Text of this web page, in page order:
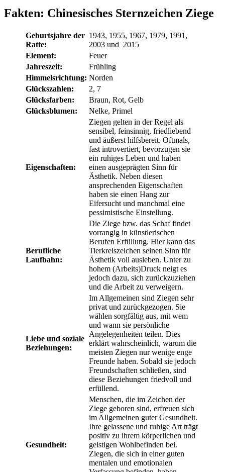
Fakten: Chinesisches Sternzeichen Ziege
Geburtsjahre der
Ratte:
1943, 1955, 1967, 1979, 1991,
2003 und 2015
Element:
Feuer
Jahreszeit:
Frühling
Himmelsrichtung: Norden
Glückszahlen:
2, 7
Glücksfarben:
Braun, Rot, Gelb
Glücksblumen:
Nelke, Primel
Eigenschaften:
Ziegen gelten in der Regel als
sensibel, feinsinnig, friedliebend
und äußerst hilfsbereit. Oftmals,
fast introvertiert, bevorzugen sie
ein ruhiges Leben und haben
einen ausgeprägten Sinn für
Ästhetik. Neben diesen
ansprechenden Eigenschaften
haben sie einen Hang zur
Eifersucht und manchmal eine
pessimistische Einstellung.
Berufliche
Laufbahn:
Die Ziege bzw. das Schaf findet
vorrangig in künstlerischen
Berufen Erfüllung. Hier kann das
Tierkreiszeichen seinen Sinn für
Ästhetik voll ausleben. Unter zu
hohem (Arbeits)Druck neigt es
jedoch dazu, sich zurückzuziehen
und die Arbeit zu verweigern.
Liebe und soziale
Beziehungen:
Im Allgemeinen sind Ziegen sehr
privat und zurückgezogen. Sie
wählen sorgfältig aus, mit wem
und wann sie persönliche
Angelegenheiten teilen. Dies
erklärt wahrscheinlich, warum die
meisten Ziegen nur wenige enge
Freunde haben. Sobald sie jedoch
Freundschaften schließen, sind
diese Beziehungen friedvoll und
erfüllend.
Gesundheit:
Menschen, die im Zeichen der
Ziege geboren sind, erfreuen sich
im Allgemeinen guter Gesundheit.
Ihre gelassene und ruhige Art trägt
positiv zu ihrem körperlichen und
geistigen Wohlbefinden bei.
Ziegen, die sich in einer guten
mentalen und emotionalen